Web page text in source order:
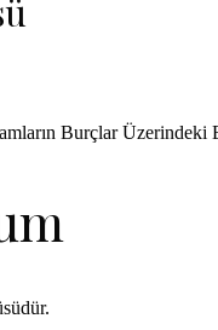
Burçlar Üzerindeki